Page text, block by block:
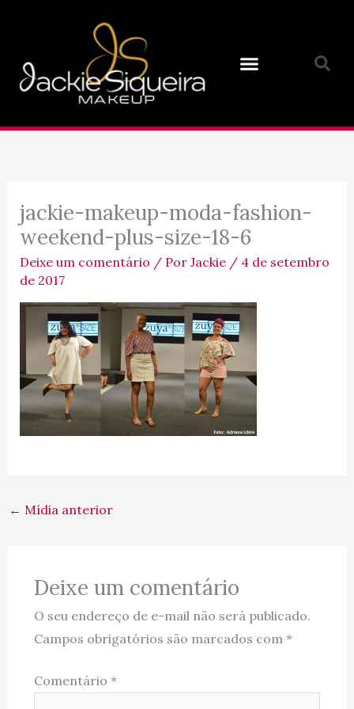
conteúdo
jackie-makeup-moda-fashion-
weekend-plus-size-18-6
Deixe um comentário / Por Jackie / 4 de setembro
de 2017
← Mídia anterior
Deixe um comentário
O seu endereço de e-mail não será publicado.
Campos obrigatórios são marcados com *
Comentário *